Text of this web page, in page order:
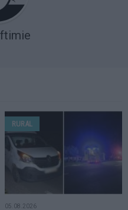
RURAL
05.08.2026